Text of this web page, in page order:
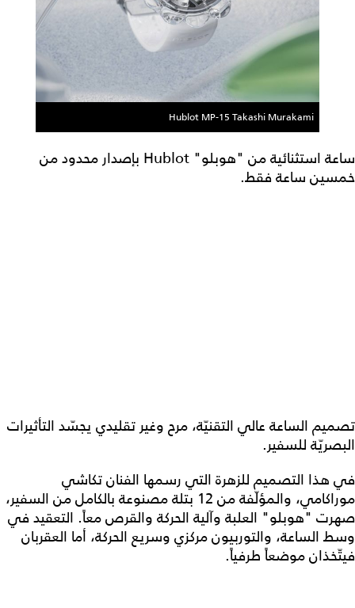
Hublot MP-15 Takashi Murakami
ساعة استثنائية من "هوبلو" Hublot بإصدار محدود من
خمسين ساعة فقط.
تصميم الساعة عالي التقنيّة، مرح وغير تقليدي يجسّد التأثيرات
البصريّة للسفير.
في هذا التصميم للزهرة التي رسمها الفنان تكاشي
موراكامي، والمؤلّفة من 12 بتلة مصنوعة بالكامل من السفير،
صهرت "هوبلو" العلبة وآلية الحركة والقرص معاً. التعقيد في
وسط الساعة، والتوربيون مركزي وسريع الحركة، أما العقربان
فيتّخذان موضعاً طرفياً.